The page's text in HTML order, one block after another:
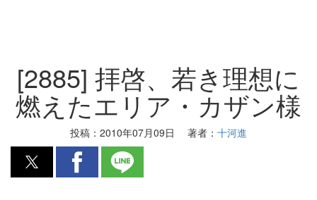
[2885] 拝啓、若き理想に
燃えたエリア・カザン様
投稿： 2010年07月09日 著者： 十河進